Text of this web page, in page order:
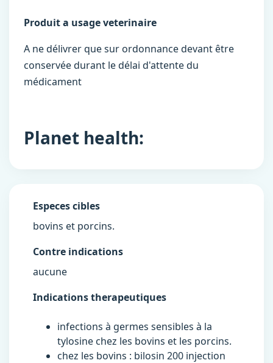
Produit a usage veterinaire
A ne délivrer que sur ordonnance devant être
conservée durant le délai d'attente du
médicament
Planet health:
Especes cibles
bovins et porcins.
Contre indications
aucune
Indications therapeutiques
infections à germes sensibles à la
tylosine chez les bovins et les porcins.
chez les bovins : bilosin 200 injection